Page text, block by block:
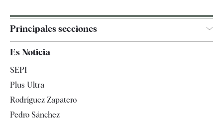
Principales secciones
Televisión
Es Noticia
SEPI
Plus Ultra
Rodríguez Zapatero
Pedro Sánchez